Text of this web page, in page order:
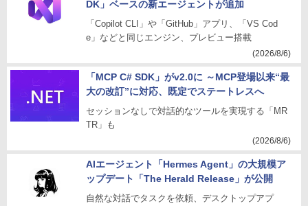
DK」ベースの新エージェントが追加
「Copilot CLI」や「GitHub」アプリ、「VS Cod
e」などと同じエンジン、プレビュー搭載
(2026/8/6)
「MCP C# SDK」がv2.0に ～MCP登場以来“最
大の改訂”に対応、既定でステートレスへ
セッションなしで対話的なツールを実現する「MR
TR」も
(2026/8/6)
AIエージェント「Hermes Agent」の大規模ア
ップデート「The Herald Release」が公開
自然な対話でタスクを依頼、デスクトップアプ